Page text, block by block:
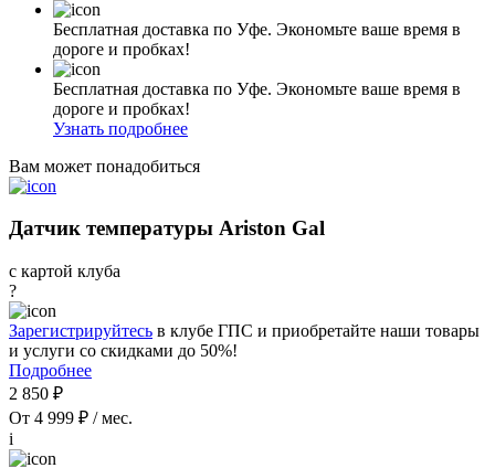
Бесплатная доставка по Уфе. Экономьте ваше время в
дороге и пробках!
Бесплатная доставка по Уфе. Экономьте ваше время в
дороге и пробках!
Узнать подробнее
Вам может понадобиться
Датчик температуры Ariston Gal
с картой клуба
?
Зарегистрируйтесь в клубе ГПС и приобретайте наши товары
и услуги со скидками до 50%!
Подробнее
2 850 ₽
От 4 999 ₽ / мес.
i